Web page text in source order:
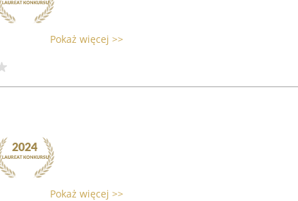
Pokaż więcej >>
Pokaż więcej >>